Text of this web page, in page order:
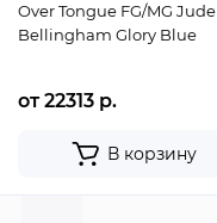
Over Tongue FG/MG Jude
Bellingham Glory Blue
от 22313 р.
В корзину